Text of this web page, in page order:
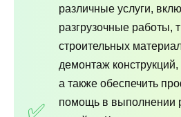
различные услуги,
разгрузочные работы,
строительных
демонтаж
а также обеспечить
помощь в выполнении